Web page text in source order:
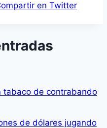
en Twitter
tabaco de contrabando
de dólares jugando